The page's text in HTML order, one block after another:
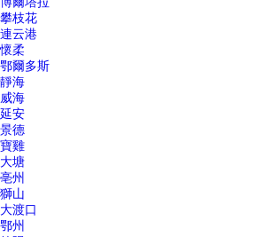
攀枝花
連云港
懷柔
鄂爾多斯
靜海
威海
延安
景德
寶雞
大塘
亳州
獅山
大渡口
鄂州